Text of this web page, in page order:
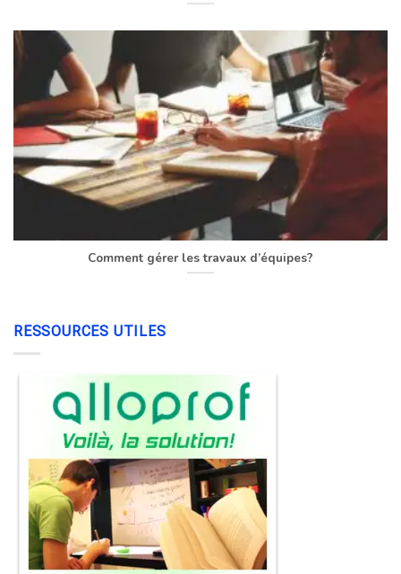
Comment gérer les travaux d’équipes?
RESSOURCES UTILES